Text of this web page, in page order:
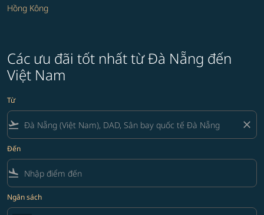
Hồng Kông
Các ưu đãi tốt nhất từ Đà Nẵng đến
Việt Nam
Từ
flight_takeoff close
Đến
flight_land
Ngân sách